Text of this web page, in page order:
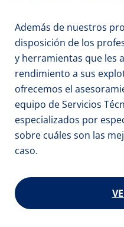
Además de nuestros
disposición de los
y herramientas que les
rendimiento a sus
ofrecemos el
equipo de Servicios
especializados por
sobre cuáles son las
caso.